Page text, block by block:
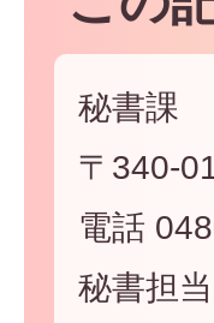
秘書課
〒340-
電話
秘書担